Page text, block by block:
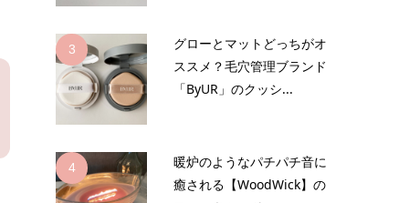
3
グローとマットどっちがオ
ススメ？毛穴管理ブランド
「ByUR」のクッシ...
4
暖炉のようなパチパチ音に
癒される【WoodWick】の